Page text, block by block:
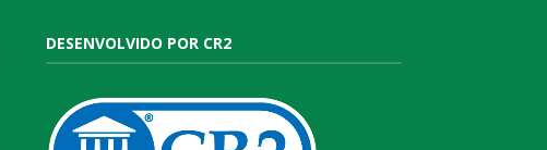
DESENVOLVIDO POR CR2